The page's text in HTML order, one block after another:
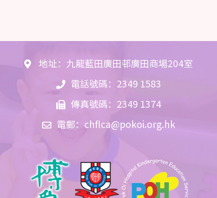
地址：九龍藍田廣田邨廣田商場204室
電話號碼：2349 1583
傳真號碼：2349 1374
電郵： chflca@pokoi.org.hk